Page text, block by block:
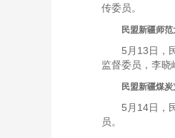
传委员。
民盟新疆师
5月13日，
监督委员，李晓
民盟新疆煤炭
5月14日，
员。